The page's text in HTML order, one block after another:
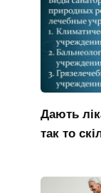
Дають
так то